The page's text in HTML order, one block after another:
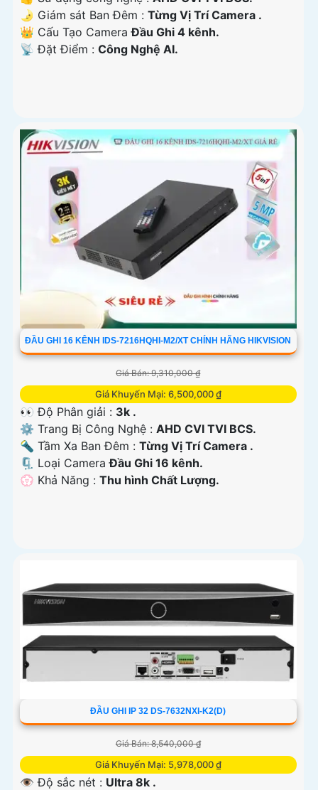
🌛 Giám sát Ban Đêm : Từng Vị Trí Camera .
👑 Cấu Tạo CameraĐầu Ghi 4 kênh.
️📡 Đặt Điểm : Công Nghệ AI.
ĐẦU GHI 16 KÊNH IDS-7216HQHI-M2/XT CHÍNH HÃNG HIKVISION
Giá Bán: 9,310,000 ₫
Giá Khuyến Mại: 6,500,000 ₫
👀 Độ Phân giải : 3k .
⚙ Trang Bị Công Nghệ : AHD CVI TVI BCS.
🔦 Tầm Xa Ban Đêm : Từng Vị Trí Camera .
🗜️ Loại CameraĐầu Ghi 16 kênh.
️💮 Khả Năng : Thu hình Chất Lượng.
ĐẦU GHI IP 32 DS-7632NXI-K2(D)
Giá Bán: 8,540,000 ₫
Giá Khuyến Mại: 5,978,000 ₫
👁 Độ sắc nét : Ultra 8k .